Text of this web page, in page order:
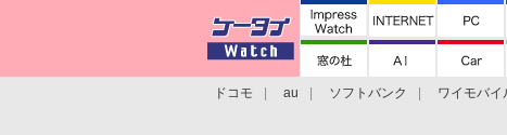
ドコモ au ソフトバンク ワイモバイ